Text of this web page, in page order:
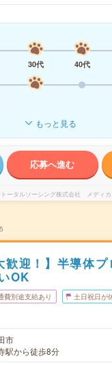
30代 40代
もっと見る
応募へ進む
トータルソーシング株式会社 メディ
歓迎！】半導体
OK
費別途支給あり 土日祝日が
市
駅から徒歩8分